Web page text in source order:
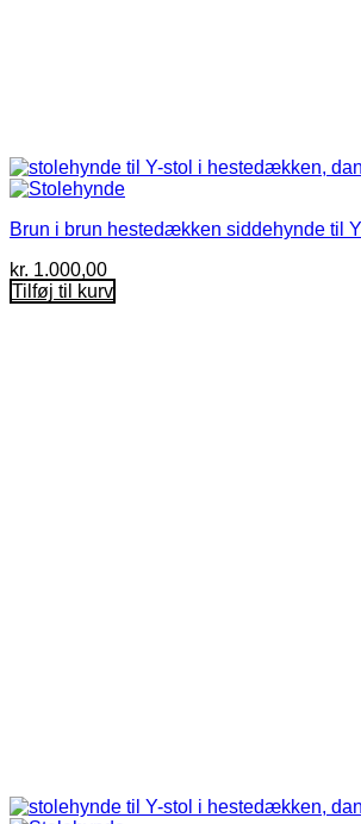
Brun i brun hestedækken siddehynde til
kr. 1.000,00
Tilføj til kurv